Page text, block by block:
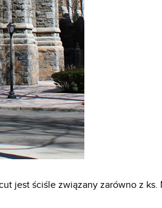
jest ściśle związany zarówno z